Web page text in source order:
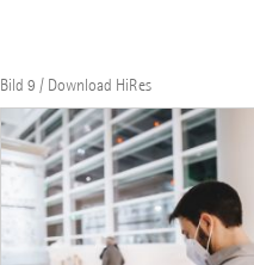
Bild 9 / Download HiRes